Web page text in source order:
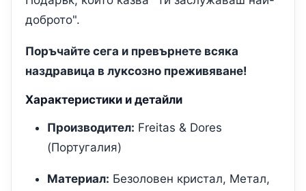
доброто".
Поръчайте сега и превърнете всяка
наздравица в луксозно преживяване!
Характеристики и детайли
Производител: Freitas & Dores
(Португалия)
Материал: Безоловен кристал, Метал,